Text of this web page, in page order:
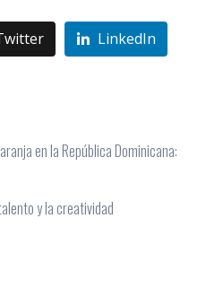
LinkedIn
en la República Dominicana:
y la creatividad